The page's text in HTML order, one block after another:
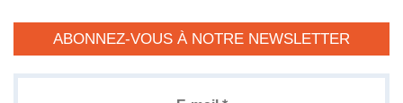
ABONNEZ-VOUS À NOTRE NEWSLETTER